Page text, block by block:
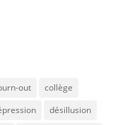
out
collège
désillusion